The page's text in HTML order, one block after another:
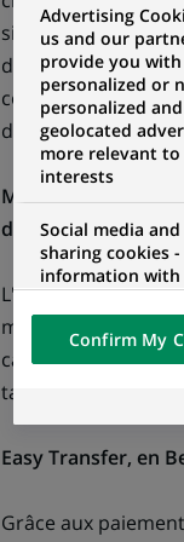
simplement et en
données carte) et
coupons de
de son
Mobo, en France,
de paiement
L'offre Mobile
mobiles et
cartes connecté à
tarification.
Easy Transfer, en
Grâce aux
Advertising
us and our
provide you with
personalized or
personalized and
geolocated
more relevant
interests
Social media
sharing cookies
information with
networks and
visualization on
of the content
external website.
Confirm My